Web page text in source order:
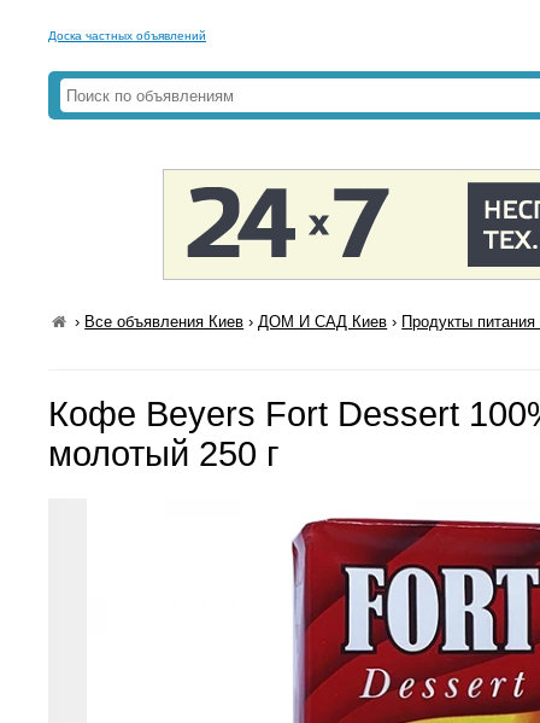
Доска частных объявлений
› Все объявления Киев ›ДОМ И САД Киев › Продукты
Кофе Beyers Fort Dessert
молотый 250 г